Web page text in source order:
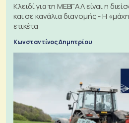
Κλειδί για τη ΜΕΒΓΑΛ είναι η
και σε κανάλια διανομής - Η
ετικέτα
Κωνσταντίνος Δημητρίου